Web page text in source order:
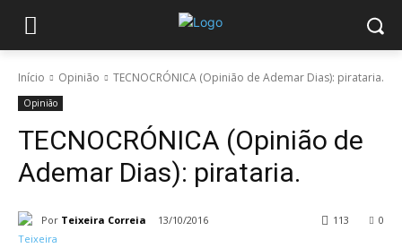
Início Opinião TECNOCRÓNICA (Opinião de Ademar Dias): pirataria.
Opinião
TECNOCRÓNICA (Opinião de
Ademar Dias): pirataria.
Por Teixeira Correia 13/10/2016 0
113